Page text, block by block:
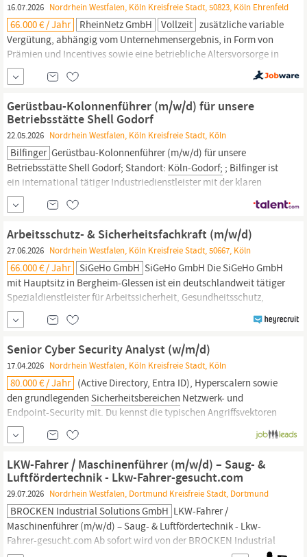
16.07.2026 Nordrhein Westfalen, Köln Kreisfreie Stadt, 50823, Köln Ehrenfeld
66.000 € / Jahr RheinNetz GmbH Vollzeit zusätzliche variable
Vergütung, abhängig vom Unternehmensergebnis, in Form von
Prämien und Incentives sowie eine betriebliche Altersvorsorge in
einem Wert von 8,7 % des jeweiligen Bruttojahresgehalts. Unser
Unternehmen legt großen Wert auf die Einhaltung hoher
der Mitarbeitenden
umfassend zu...
Gerüstbau-Kolonnenführer (m/w/d) für unsere
Betriebsstätte Shell Godorf
22.05.2026 Nordrhein Westfalen, Köln Kreisfreie Stadt, Köln
Bilfinger Gerüstbau-Kolonnenführer (m/w/d) für unsere
Betriebsstätte Shell Godorf; Standort: Köln-Godorf; ; Bilfinger ist
ein international tätiger Industriedienstleister mit der klaren
Vision, die Nr. 1 für seine Kunden bei der Steigerung der Effizienz
und Nachhaltigkeit in der Prozessindustrie zu sein. Dabei deckt
Arbeitsschutz- & Sicherheitsfachkraft (m/w/d)
27.06.2026 Nordrhein Westfalen, Köln Kreisfreie Stadt, 50667, Köln
66.000 € / Jahr SiGeHo GmbH SiGeHo GmbH Die SiGeHo GmbH
mit Hauptsitz in Bergheim-Glessen ist ein deutschlandweit tätiger
Spezialdienstleister für Arbeitssicherheit, Gesundheitsschutz,
operative Einsatzunterstützung und Schulungsangebote. Seit
unserer Gründung verfolgen wir das Ziel,
Verlässlichkeit und Verantwortung in anspruchsvollen Branchen
aktiv zu gestalten –
Senior Cyber Security Analyst (w/m/d)
17.04.2026 Nordrhein Westfalen, Köln Kreisfreie Stadt, Köln
80.000 € / Jahr (Active Directory, Entra ID), Hyperscalern sowie
den grundlegenden Sicherheitsbereichen Netzwerk- und
Endpoint-Security mit. Du kennst die typischen Angriffsvektoren
und daraus abgeleitete
Du spricht fließend
Deutsch und Englisch, kommunizierst sicher, klar und
zielgruppengerecht in Wort und Schrift.
LKW-Fahrer / Maschinenführer (m/w/d) – Saug- &
Luftfördertechnik - Lkw-Fahrer-gesucht.com
29.07.2026 Nordrhein Westfalen, Dortmund Kreisfreie Stadt, Dortmund
BROCKEN Industrial Solutions GmbH LKW-Fahrer /
Maschinenführer (m/w/d) – Saug- & Luftfördertechnik - Lkw-
Fahrer-gesucht.com Ab sofort wird von der BROCKEN Industrial